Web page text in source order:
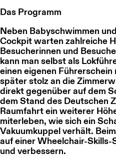
Das Programm
Neben Babyschwimmen
Cockpit warten zahlreiche
Besucherinnen und
kann man selbst als
einen eigenen Führerschein
später stolz an die
direkt gegenüber auf dem
dem Stand des Deutschen
Raumfahrt ein weiterer
miterleben, wie sich ein
Vakuumkuppel verhält.
auf einer Wheelchair-
und verbessern.